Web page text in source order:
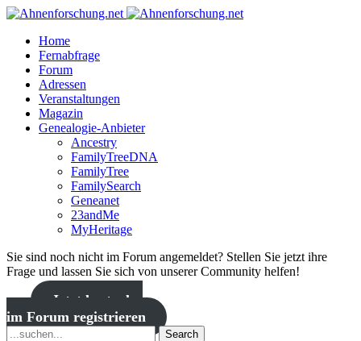
Home
Fernabfrage
Forum
Adressen
Veranstaltungen
Magazin
Genealogie-Anbieter
Ancestry
FamilyTreeDNA
FamilyTree
FamilySearch
Geneanet
23andMe
MyHeritage
Sie sind noch nicht im Forum angemeldet? Stellen Sie jetzt ihre
Frage und lassen Sie sich von unserer Community helfen!
Jetzt kostenlos
im Forum registrieren
Search